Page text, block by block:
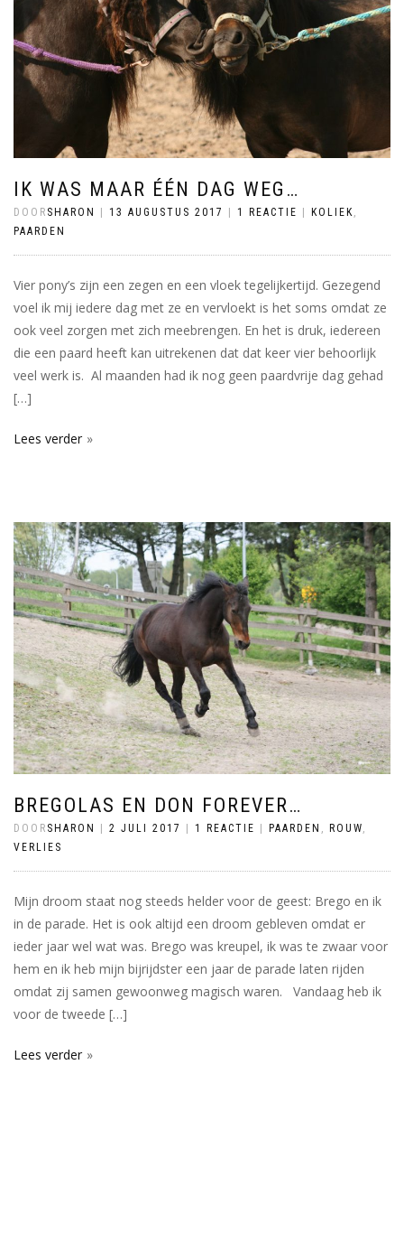
IK WAS MAAR ÉÉN DAG WEG…
DOOR SHARON | 13 AUGUSTUS 2017 | 1 REACTIE | KOLIEK,
PAARDEN
Vier pony’s zijn een zegen en een vloek tegelijkertijd. Gezegend
voel ik mij iedere dag met ze en vervloekt is het soms omdat ze
ook veel zorgen met zich meebrengen. En het is druk, iedereen
die een paard heeft kan uitrekenen dat dat keer vier behoorlijk
veel werk is. Al maanden had ik nog geen paardvrije dag gehad
[…]
Lees verder
BREGOLAS EN DON FOREVER…
DOOR SHARON | 2 JULI 2017 | 1 REACTIE | PAARDEN ROUW
VERLIES
Mijn droom staat nog steeds helder voor de geest: Brego en ik
in de parade. Het is ook altijd een droom gebleven omdat er
ieder jaar wel wat was. Brego was kreupel, ik was te zwaar voor
hem en ik heb mijn bijrijdster een jaar de parade laten rijden
omdat zij samen gewoonweg magisch waren. Vandaag heb ik
voor de tweede […]
Lees verder